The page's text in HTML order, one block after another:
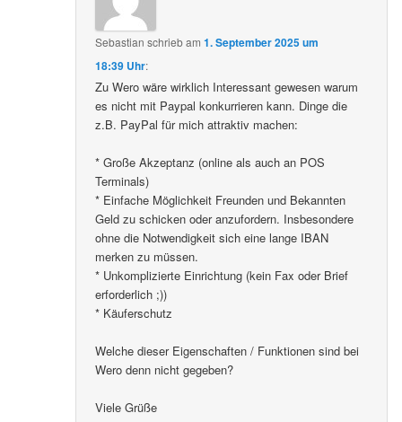
Sebastian schriebam1. September 2025 um
18:39 Uhr:
Zu Wero wäre wirklich Interessant gewesen warum
es nicht mit Paypal konkurrieren kann. Dinge die
z.B. PayPal für mich attraktiv machen:
* Große Akzeptanz (online als auch an POS
Terminals)
* Einfache Möglichkeit Freunden und Bekannten
Geld zu schicken oder anzufordern. Insbesondere
ohne die Notwendigkeit sich eine lange IBAN
merken zu müssen.
* Unkomplizierte Einrichtung (kein Fax oder Brief
erforderlich ;))
* Käuferschutz
Welche dieser Eigenschaften / Funktionen sind bei
Wero denn nicht gegeben?
Viele Grüße